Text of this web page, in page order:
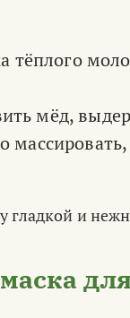
тёплого
мёд,
гладкой и